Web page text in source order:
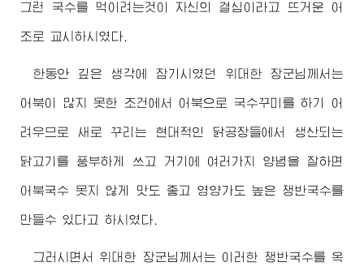
그런 국수를 먹이려는것이 자신의 결심이라고 뜨거운 어
조로 교시하시였다.
한동안 깊은 생각에 잠기시였던 위대한 장군님 께서는
어북이 많지 못한 조건에서 어북으로 국수꾸미를 하기 어
려우므로 새로 꾸리는 현대적인 닭공장들에서 생산되는
닭고기를 풍부하게 쓰고 거기에 여러가지 양념을 잘하면
어북국수 못지 않게 맛도 좋고 영양가도 높은 쟁반국수를
만들수 있다고 하시였다.
그러시면서 위대한 장군님 께서는 이러한 쟁반국수를 옥